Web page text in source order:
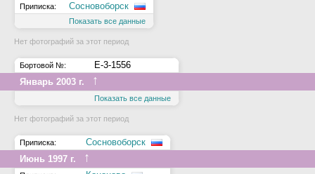
Приписка: Сосновоборск
Показать все данные
Нет фотографий за этот период
Бортовой №:
Е-3-1556
Январь 2003 г.
↑
Показать все данные
Нет фотографий за этот период
Приписка:
Сосновоборск
Июнь 1997 г.
↑